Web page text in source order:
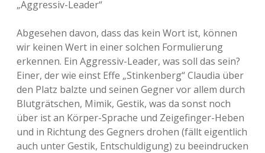
„Aggressiv-Leader“
Abgesehen davon, dass das kein Wort ist, können
wir keinen Wert in einer solchen Formulierung
erkennen. Ein Aggressiv-Leader, was soll das sein?
Einer, der wie einst Effe „Stinkenberg“ Claudia über
den Platz balzte und seinen Gegner vor allem durch
Blutgrätschen, Mimik, Gestik, was da sonst noch
über ist an Körper-Sprache und Zeigefinger-Heben
und in Richtung des Gegners drohen (fällt eigentlich
auch unter Gestik, Entschuldigung) zu beeindrucken